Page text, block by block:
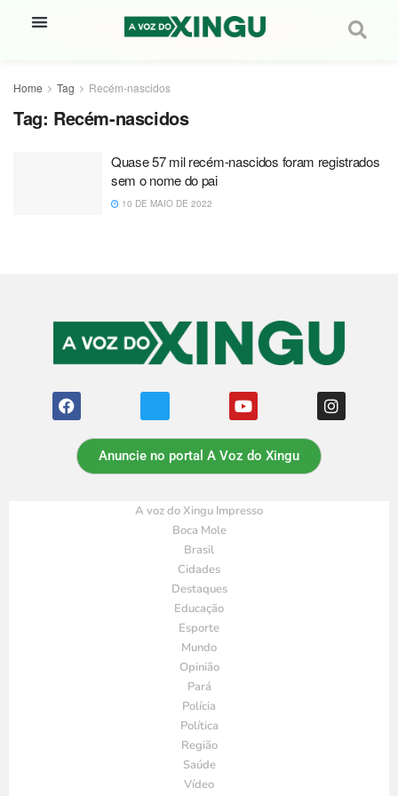
Home Tag Recém-nascidos
Tag: Recém-nascidos
Quase 57 mil recém-nascidos foram registrados
sem o nome do pai
10 DE MAIO DE 2022
Anuncie no portal A Voz do Xingu
A voz do Xingu Impresso
Boca Mole
Brasil
Cidades
Destaques
Educação
Esporte
Mundo
Opinião
Pará
Polícia
Política
Região
Saúde
Vídeo